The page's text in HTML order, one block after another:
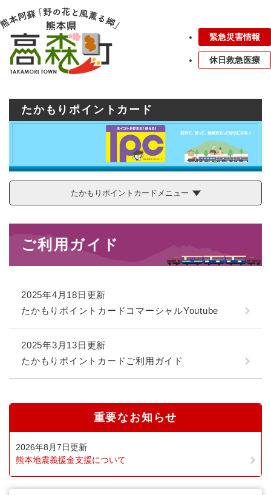
ー
ジ
メニューを飛ばして本文へ
緊急災害情報
休日救急医療
たかもりポイントカード
たかもりポイントカードメニュー
ご利用ガイド
2025年4月18日更新
たかもりポイントカードコマーシャルYoutube
2025年3月13日更新
たかもりポイントカードご利用ガイド
重要なお知らせ
2026年8月7日更新
熊本地震義援金支援について